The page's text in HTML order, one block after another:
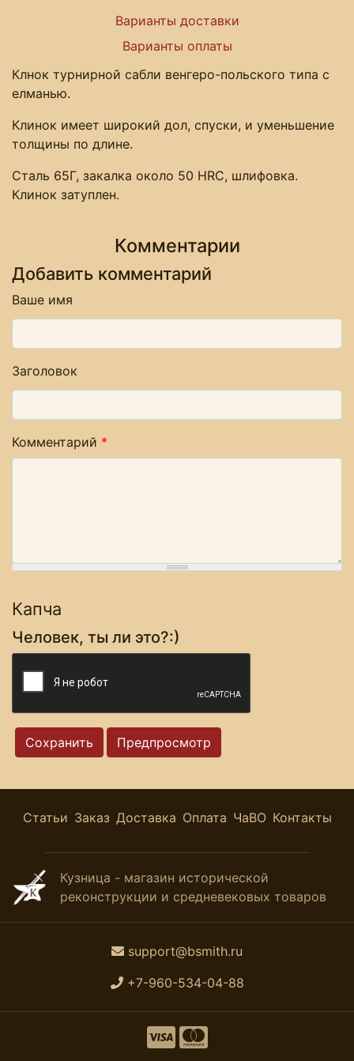
Варианты доставки
Варианты оплаты
Клнок турнирной сабли венгеро-польского типа с
елманью.
Клинок имеет широкий дол, спуски, и уменьшение
толщины по длине.
Сталь 65Г, закалка около 50 HRC, шлифовка.
Клинок затуплен.
Комментарии
Добавить комментарий
Ваше имя
Заголовок
Комментарий *
Капча
Человек, ты ли это?:)
Статьи Заказ Доставка Оплата ЧаВО Контакты
Кузница - магазин исторической
реконструкции и средневековых товаров
support@bsmith.ru
+7-960-534-04-88